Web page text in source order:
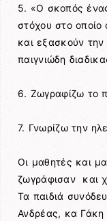
5. «Ο σκοπός ένας
στόχου στο οποίο
και εξασκούν
παιγνιώδη
6. Ζωγραφίζω το
7. Γνωρίζω την
Οι μαθητές και
ζωγράφισαν και
Τα παιδιά
Ανδρέας, κα Γάκη